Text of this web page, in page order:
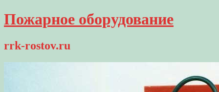
Пожарное оборудование
rrk-rostov.ru